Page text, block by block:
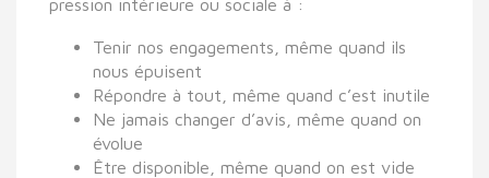
Tenir nos engagements, même quand ils
nous épuisent
Répondre à tout, même quand c’est inutile
Ne jamais changer d’avis, même quand on
évolue
Être disponible, même quand on est vide